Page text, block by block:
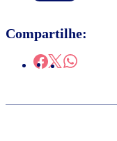
Compartilhe: